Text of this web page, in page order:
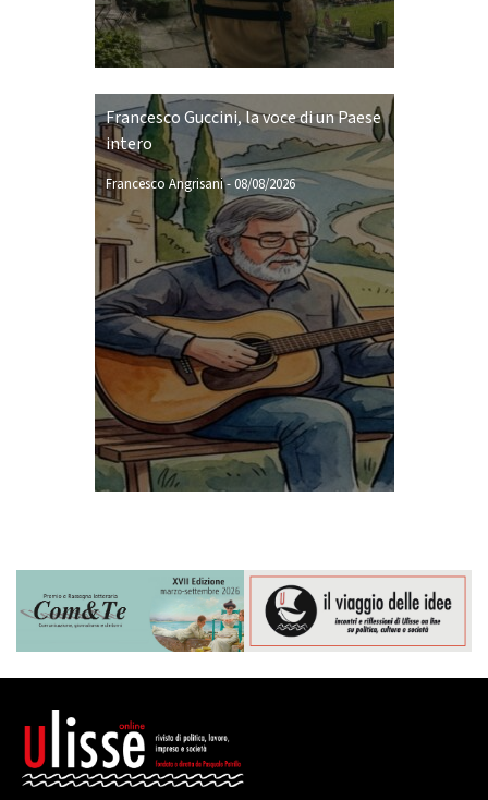
Francesco Guccini, la voce di un Paese
intero
Francesco Angrisani-08/08/2026